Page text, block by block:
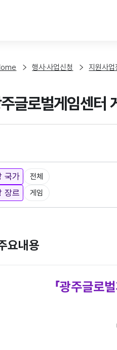
행사·사업신청 지원사업
주글로벌게임센터
국가 전체
장르 게임
요내용
「광주글로